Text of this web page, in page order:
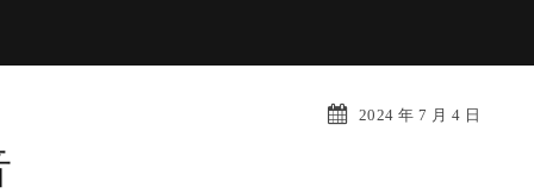
2024 年 7 月 4 日